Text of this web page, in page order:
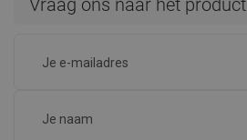
Vraag ons naar het product